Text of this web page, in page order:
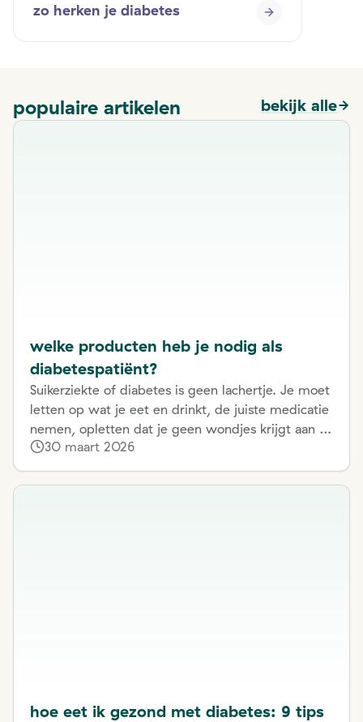
zo herken je diabetes
populaire artikelen bekijk alle
welke producten heb je nodig als
diabetespatiënt?
Suikerziekte of diabetes is geen lachertje. Je moet
letten op wat je eet en drinkt, de juiste medicatie
nemen, opletten dat je geen wondjes krijgt aan je
voeten … Gelukkig bestaan er heel wat
hulpmiddelen die je helpen om diabetes zo vlot
en comfortabel mogelijk te integreren in je
30 maart 2026
hoe eet ik gezond met diabetes: 9 tips